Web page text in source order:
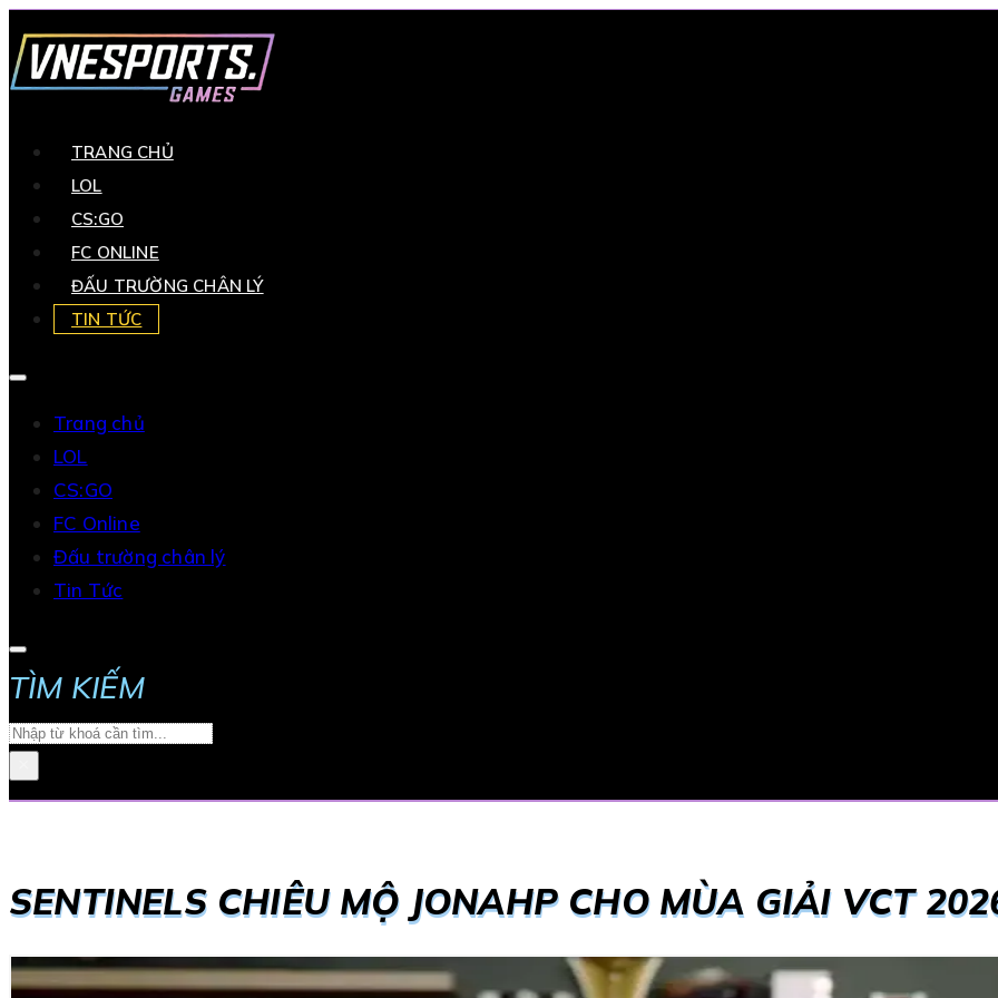
TRANG CHỦ
LOL
CS:GO
FC ONLINE
ĐẤU TRƯỜNG CHÂN LÝ
TIN TỨC
Trang chủ
LOL
CS:GO
FC Online
Đấu trường chân lý
Tin Tức
TÌM KIẾM
Search
SENTINELS CHIÊU MỘ JONAHP CHO MÙA GIẢI VCT